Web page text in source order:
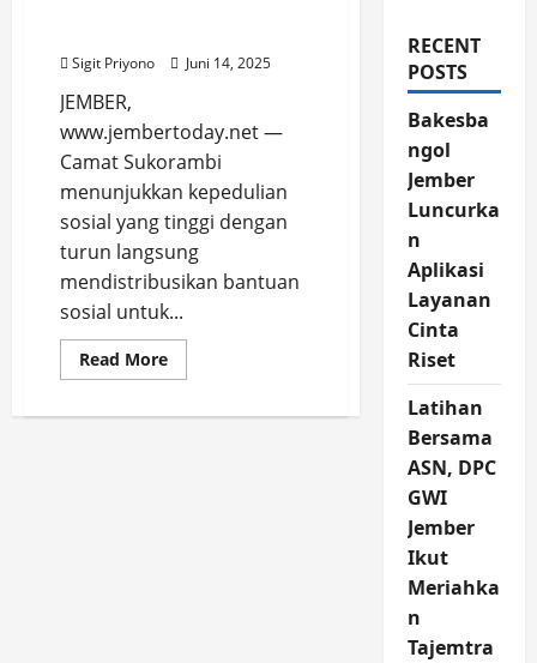
Sigit Priyono Juni 14, 2025
JEMBER,
www.jembertoday.net —
Camat Sukorambi
menunjukkan kepedulian
sosial yang tinggi dengan
turun langsung
mendistribusikan bantuan
sosial untuk...
Read MoreRead
more
Sukorambi
RECENT
POSTS
Bakesba
ngol
Jember
Luncurka
n
Aplikasi
Layanan
Cinta
Riset
Latihan
Bersama
ASN, DPC
GWI
Jember
Ikut
Meriahka
n
Tajemtra